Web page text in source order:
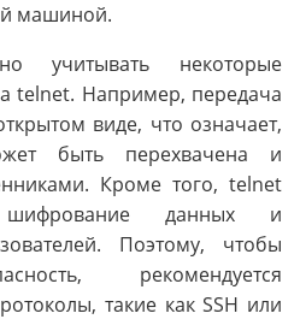
машиной.
учитывать некоторые
telnet. Например, передача
виде, что означает,
быть перехвачена и
Кроме того, telnet
данных и
Поэтому, чтобы
рекомендуется
такие как SSH или